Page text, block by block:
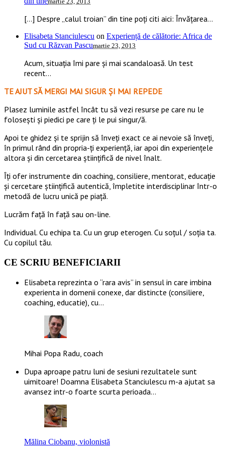
[…] Despre „calul troian” din tine poți citi aici: Învățarea...
Elisabeta Stanciulescu on Experiență de călătorie: Africa de
Sud cu Răzvan Pascumartie 23, 2013
Acum, situația îmi pare și mai scandaloasă. Un test
recent...
TE AJUT SĂ MERGI MAI SIGUR ȘI MAI REPEDE
​​Plasez luminile astfel încât tu să vezi resurse pe care nu le
folosești și piedici pe care ți le pui singur/ă.
Apoi te ghidez și te sprijin să înveți exact ce ai nevoie să înveți,
în primul rând din propria-ți experiență, iar apoi din experiențele
altora și din cercetarea științifică de nivel înalt.
Îți ofer instrumente din coaching, consiliere, mentorat, educație
și cercetare științifică autentică, împletite interdisciplinar într-o
metodă de lucru unică pe piață.
Lucrăm față în față sau on-line.
Individual. Cu echipa ta. Cu un grup eterogen. Cu soțul / soția ta.
Cu copilul tău.
CE SCRIU BENEFICIARII
Elisabeta reprezinta o “rara avis” in sensul in care imbina
experienta in domenii conexe, dar distincte (consiliere,
coaching, educatie), cu…
Mihai Popa Radu, coach
Dupa aproape patru luni de sesiuni rezultatele sunt
uimitoare! Doamna Elisabeta Stanciulescu m-a ajutat sa
avansez intr-o foarte scurta perioada…
Mălina Ciobanu, violonistă